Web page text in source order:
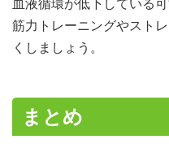
血液循環が低下している可
筋力トレーニングやスト
くしましょう。
まとめ